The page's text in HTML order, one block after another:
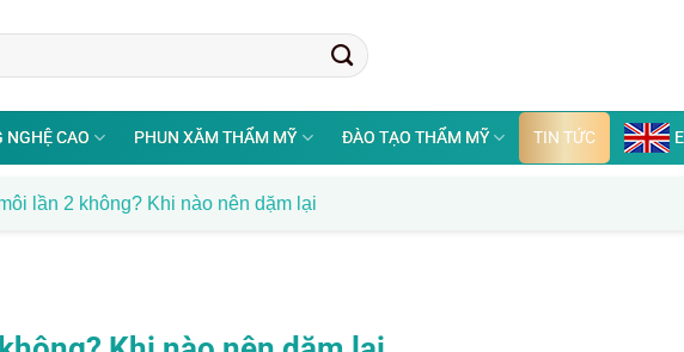
NGHỆ CAO PHUN XĂM THẨM MỸ ĐÀO TẠO THẨM MỸ TIN TỨC
lần 2 không? Khi nào nên dặm lại